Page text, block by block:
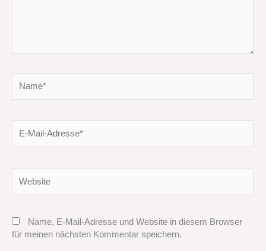
Mail-
Name, E-Mail-Adresse und Website in diesem Browser
für meinen nächsten Kommentar speichern.